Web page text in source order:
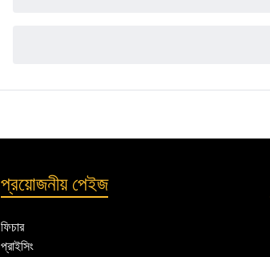
প্রয়োজনীয় পেইজ
ফিচার
প্রাইসিং